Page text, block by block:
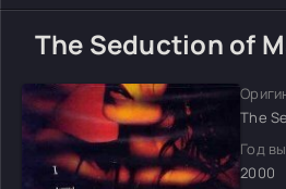
The Seduction of
The
Год
2000